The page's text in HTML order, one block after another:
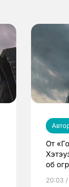
От
об
20:03